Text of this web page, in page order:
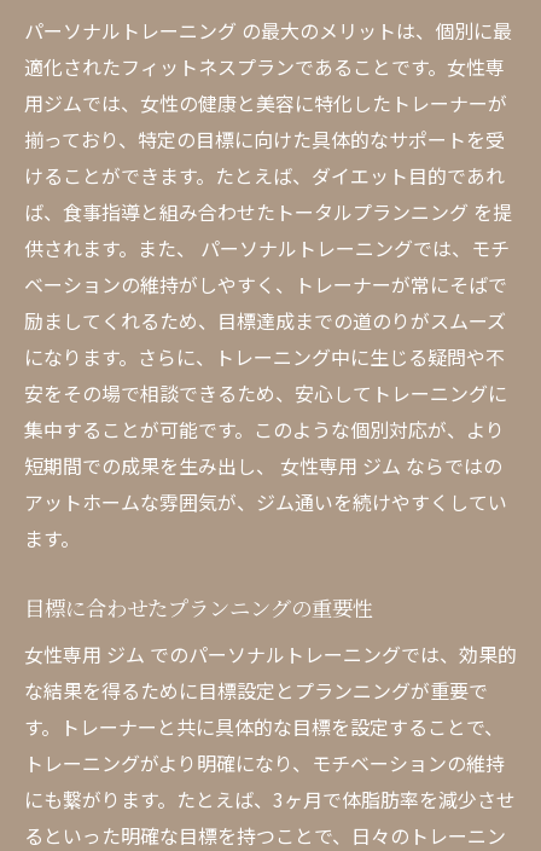
パーソナルトレーニング の最大のメリットは、個別に最
適化されたフィットネスプランであることです。女性専
用ジムでは、女性の健康と美容に特化したトレーナーが
揃っており、特定の目標に向けた具体的なサポートを受
けることができます。たとえば、ダイエット目的であれ
ば、食事指導と組み合わせたトータルプランニング を提
供されます。また、 パーソナルトレーニングでは、モチ
ベーションの維持がしやすく、トレーナーが常にそばで
励ましてくれるため、目標達成までの道のりがスムーズ
になります。さらに、トレーニング中に生じる疑問や不
安をその場で相談できるため、安心してトレーニングに
集中することが可能です。このような個別対応が、より
短期間での成果を生み出し、 女性専用 ジム ならではの
アットホームな雰囲気が、ジム通いを続けやすくしてい
ます。
目標に合わせたプランニングの重要性
女性専用 ジム でのパーソナルトレーニングでは、効果的
な結果を得るために目標設定とプランニングが重要で
す。トレーナーと共に具体的な目標を設定することで、
トレーニングがより明確になり、モチベーションの維持
にも繋がります。たとえば、3ヶ月で体脂肪率を減少させ
るといった明確な目標を持つことで、日々のトレーニン